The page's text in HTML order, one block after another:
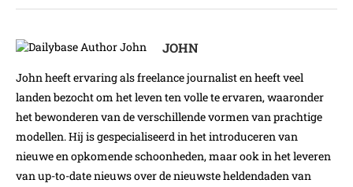
JOHN
John heeft ervaring als freelance journalist en heeft veel
landen bezocht om het leven ten volle te ervaren, waaronder
het bewonderen van de verschillende vormen van prachtige
modellen. Hij is gespecialiseerd in het introduceren van
nieuwe en opkomende schoonheden, maar ook in het leveren
van up-to-date nieuws over de nieuwste heldendaden van